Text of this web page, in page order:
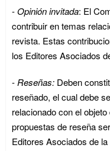
-Opinión invitada: El
contribuir en temas
revista. Estas
los Editores Asociados
- Reseñas: Deben
reseñado, el cual debe
relacionado con el
propuestas de reseña
Editores Asociados de